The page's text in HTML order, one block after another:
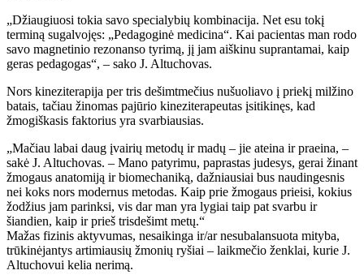
„Džiaugiuosi tokia savo specialybių kombinacija. Net esu tokį
terminą sugalvojęs: „Pedagoginė medicina“. Kai pacientas man rodo
savo magnetinio rezonanso tyrimą, jį jam aiškinu suprantamai, kaip
geras pedagogas“, – sako J. Altuchovas.
Nors kineziterapija per tris dešimtmečius nušuoliavo į priekį milžino
batais, tačiau žinomas pajūrio kineziterapeutas įsitikinęs, kad
žmogiškasis faktorius yra svarbiausias.
„Mačiau labai daug įvairių metodų ir madų – jie ateina ir praeina, –
sakė J. Altuchovas. – Mano patyrimu, paprastas judesys, gerai žinant
žmogaus anatomiją ir biomechaniką, dažniausiai bus naudingesnis
nei koks nors modernus metodas. Kaip prie žmogaus prieisi, kokius
žodžius jam parinksi, vis dar man yra lygiai taip pat svarbu ir
šiandien, kaip ir prieš trisdešimt metų.“
Mažas fizinis aktyvumas, nesaikinga ir/ar nesubalansuota mityba,
trūkinėjantys artimiausių žmonių ryšiai – laikmečio ženklai, kurie J.
Altuchovui kelia nerimą.